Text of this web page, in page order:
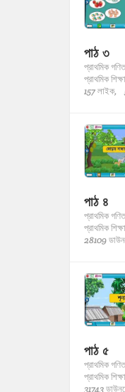
পাঠ ৩
প্রাথমিক
প্রাথমিক
157 লাইক,
পাঠ ৪
প্রাথমিক
প্রাথমিক
28109
পাঠ ৫
প্রাথমিক
প্রাথমিক
31743